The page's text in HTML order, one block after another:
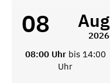
08 Aug
2026
08:00 Uhr bis 14:00
Uhr